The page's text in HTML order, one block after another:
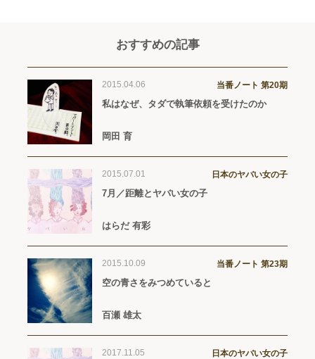
おすすめの記事
2015.04.06 当番ノート 第20期
私はなぜ、タダで執筆依頼を受けたのか
岡田 育
2015.07.01 日本のヤバい女の子
7月／距離とヤバい女の子
はらだ 有彩
2015.10.09 当番ノート 第23期
空の青さをみつめていると
百瀬 雄太
2017.11.05 日本のヤバい女の子